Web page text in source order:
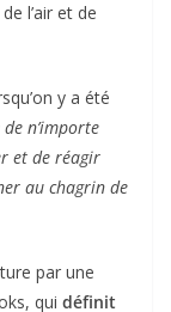
l’air et de
y a été
n’importe
et de réagir
au chagrin de
par une
qui définit